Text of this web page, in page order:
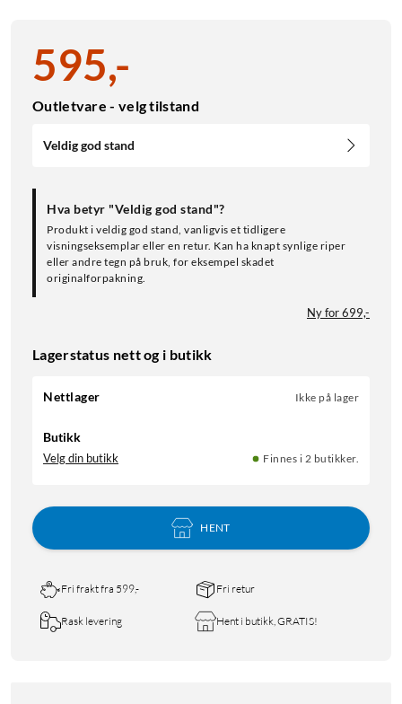
595,-
Outletvare - velg tilstand
Veldig god stand
Hva betyr "Veldig god stand"?
Produkt i veldig god stand, vanligvis et tidligere
visningseksemplar eller en retur. Kan ha knapt synlige riper
eller andre tegn på bruk, for eksempel skadet
originalforpakning.
Ny for 699,-
Lagerstatus nett og i butikk
Nettlager Ikke på lager
Butikk
Velg din butikk Finnes i 2 butikker.
HENT
Fri frakt fra 599,- Fri retur
Rask levering Hent i butikk, GRATIS!